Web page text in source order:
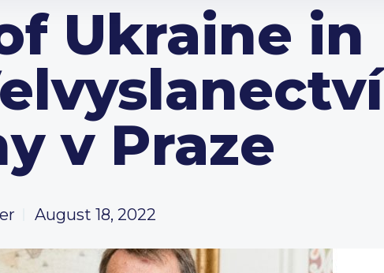
Ukraine in
v Praze
August 18, 2022